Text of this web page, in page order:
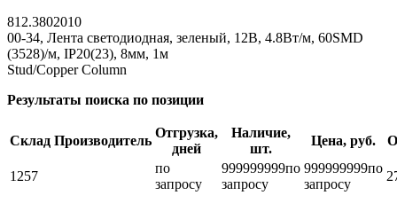
812.3802010
00-34, Лента светодиодная, зеленый, 12В, 4.8Вт/м, 60SMD
(3528)/м, IP20(23), 8мм, 1м
Stud/Copper Column
Результаты поиска по позиции
Склад Производитель
Отгрузка,
дней
Наличие,
шт.
Цена, руб.
1257
по
запросу
999999999по
запросу
999999999по
запросу